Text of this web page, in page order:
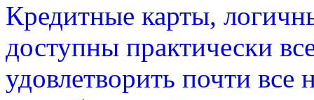
Кредитные карты,
доступны практически
удовлетворить почти